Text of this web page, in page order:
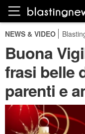
NEWS & VIDEO
Buona
frasi belle
parenti e